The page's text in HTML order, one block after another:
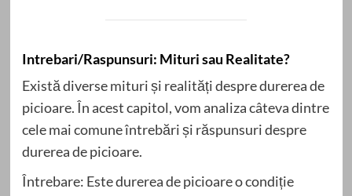
Intrebari/Raspunsuri: Mituri sau Realitate?
Există diverse mituri și realități despre durerea de
picioare. În acest capitol, vom analiza câteva dintre
cele mai comune întrebări și răspunsuri despre
durerea de picioare.
Întrebare: Este durerea de picioare o condiție